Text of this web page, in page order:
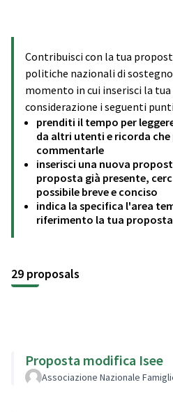
Contribuisci con la tua
politiche nazionali di
momento in cui inserisci la
considerazione i seguenti
prenditi il tempo per
da altri utenti e ricorda
commentarle
inserisci una nuova
proposta già presente,
possibile breve e conciso
indica la specifica l'area
riferimento la tua proposta
29 proposals
Proposta modifica Isee
Associazione Nazionale